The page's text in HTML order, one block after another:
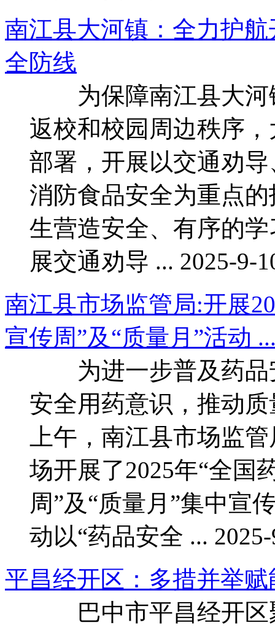
南江县大河镇：全力护
全防线
为保障南江县大河
返校和校园周边秩序
部署，开展以交通劝
消防食品安全为重点
生营造安全、有序
展交通劝导 ... 2025-9-
南江县市场监管局:开展
宣传周”及“质量月”活动
为进一步普及药品
安全用药意识，推动
上午，南江县市场监
场开展了2025年“全国
周”及“质量月”集中
动以“药品安全 ...
平昌经开区：多措并举
巴中市平昌经开区